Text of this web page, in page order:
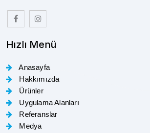
Hızlı Menü
Anasayfa
Hakkımızda
Ürünler
Uygulama Alanları
Referanslar
Medya